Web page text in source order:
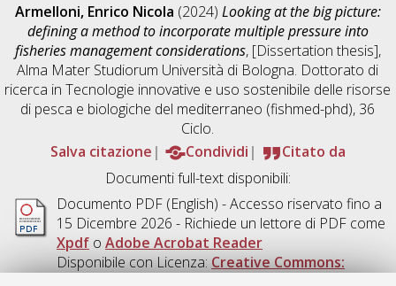
Armelloni, Enrico Nicola (2024) Looking at the big picture:
defining a method to incorporate multiple pressure into
fisheries management considerations, [Dissertation thesis],
Alma Mater Studiorum Università di Bologna. Dottorato di
ricerca inTecnologie innovative e uso sostenibile delle risorse
di pesca e biologiche del mediterraneo (fishmed-phd), 36
Ciclo.
Salva citazione
Condividi
Citato da
Documenti full-text disponibili:
Documento PDF(English) - Accesso riservato fino a
15 Dicembre 2026 - Richiede un lettore di PDF come
Xpdfo Adobe Acrobat Reader
Disponibile con Licenza:Creative Commons: